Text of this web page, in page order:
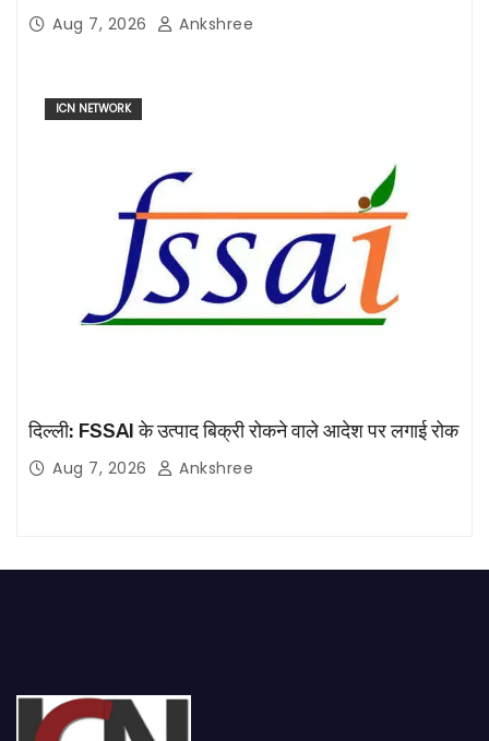
Aug 7, 2026 Ankshree
ICN NETWORK
दिल्ली: FSSAI के उत्पाद बिक्री रोकने वाले आदेश पर लगाई रोक
Aug 7, 2026 Ankshree